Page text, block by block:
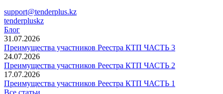
support@tenderplus.kz
tenderpluskz
Блог
31.07.2026
Преимущества участников Реестра КТП ЧАСТЬ 3
24.07.2026
Преимущества участников Реестра КТП ЧАСТЬ 2
17.07.2026
Преимущества участников Реестра КТП ЧАСТЬ 1